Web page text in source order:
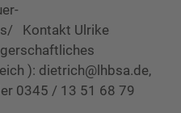
Kontakt Ulrike
): dietrich@lhbsa.de,
0345 / 13 51 68 79